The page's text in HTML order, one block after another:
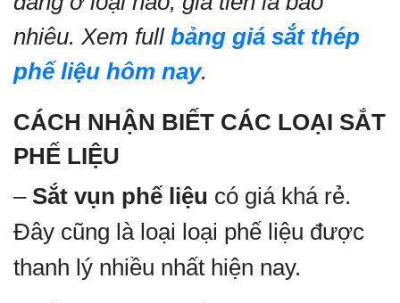
nhiêu. Xem full bảng giá sắt thép
phế liệu hôm nay.
CÁCH NHẬN BIẾT CÁC LOẠI SẮT
PHẾ LIỆU
– Sắt vụn phế liệu có giá khá rẻ.
Đây cũng là loại loại phế liệu được
thanh lý nhiều nhất hiện nay.